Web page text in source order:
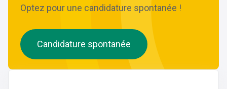
Optez pour une candidature spontanée !
Candidature spontanée